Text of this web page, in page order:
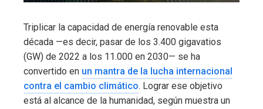
Triplicar la capacidad de energía renovable esta
década —es decir, pasar de los 3.400 gigavatios
(GW) de 2022 a los 11.000 en 2030— se ha
convertido en un mantra de la lucha internacional
contra el cambio climático. Lograr ese objetivo
está al alcance de la humanidad, según muestra un